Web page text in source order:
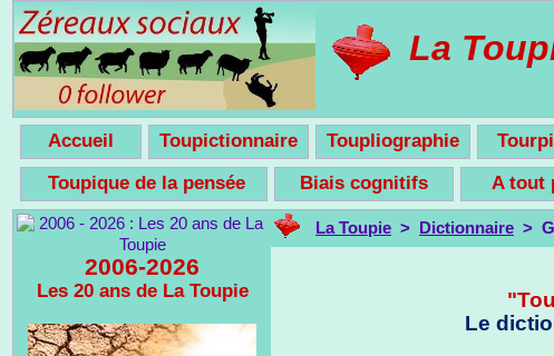
La
Accueil Toupictionnaire Toupliographie
Toupique de la pensée
Biais cognitifs A tout
2006-2026
Les 20 ans de La Toupie
La Toupie > Dictionnaire >
Le